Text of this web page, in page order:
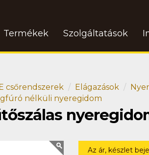
Termékek Szolgáltatások
csőrendszerek Elágazások
nélküli nyeregidom
Az ár, készlet